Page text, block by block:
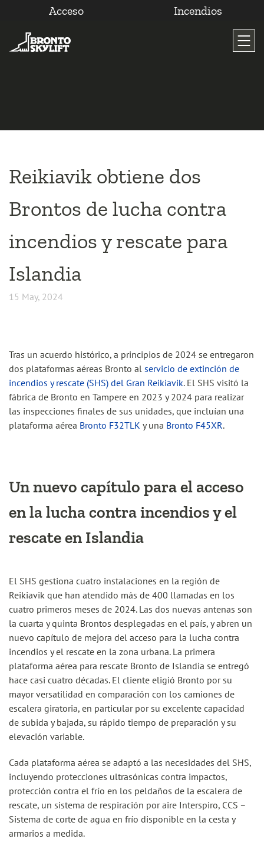
contenido
Acceso Incendios
Reikiavik obtiene dos
Brontos de lucha contra
incendios y rescate para
Islandia
15 May, 2024
Tras un acuerdo histórico, a principios de 2024 se entregaron
dos plataformas aéreas Bronto al servicio de extinción de
incendios y rescate (SHS) del Gran Reikiavik. El SHS visitó la
fábrica de Bronto en Tampere en 2023 y 2024 para realizar
las inspecciones finales de sus unidades, que incluían una
plataforma aérea Bronto F32TLK y una Bronto F45XR.
Un nuevo capítulo para el acceso
en la lucha contra incendios y el
rescate en Islandia
El SHS gestiona cuatro instalaciones en la región de
Reikiavik que han atendido más de 400 llamadas en los
cuatro primeros meses de 2024. Las dos nuevas antenas son
la cuarta y quinta Brontos desplegadas en el país, y abren un
nuevo capítulo de mejora del acceso para la lucha contra
incendios y el rescate en la zona urbana. La primera
plataforma aérea para rescate Bronto de Islandia se entregó
hace casi cuatro décadas. El cliente eligió Bronto por su
mayor versatilidad en comparación con los camiones de
escalera giratoria, en particular por su excelente capacidad
de subida y bajada, su rápido tiempo de preparación y su
elevación variable.
Cada plataforma aérea se adaptó a las necesidades del SHS,
incluyendo protecciones ultrasónicas contra impactos,
protección contra el frío en los peldaños de la escalera de
rescate, un sistema de respiración por aire Interspiro, CCS –
Sistema de corte de agua en frío disponible en la cesta y
armarios a medida.